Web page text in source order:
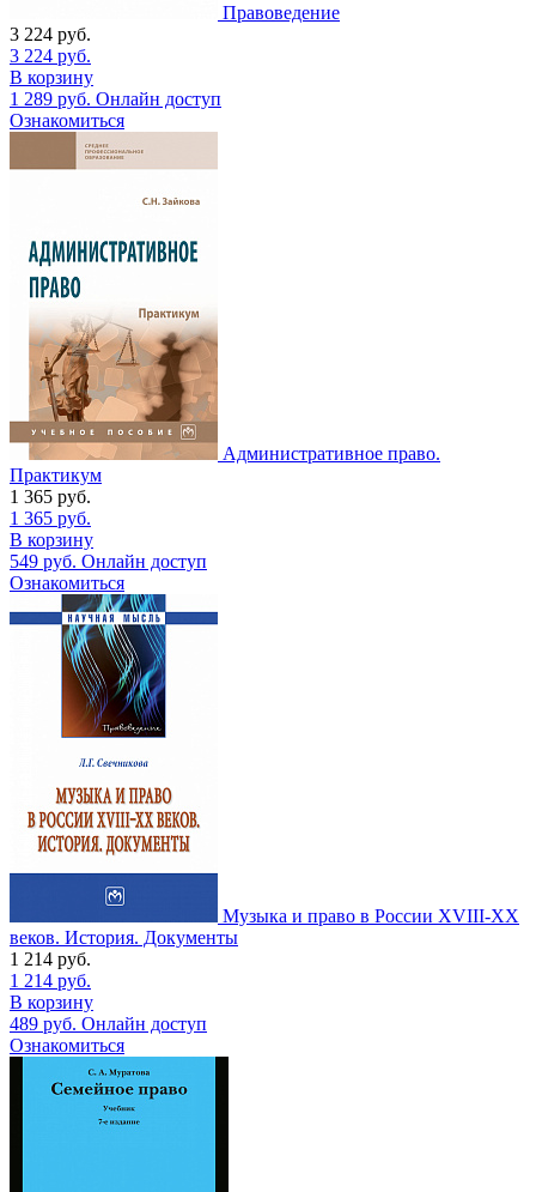
Правоведение
3 224 руб.
3 224 руб.
В корзину
1 289 руб. Онлайн доступ
Ознакомиться
Административное право.
Практикум
1 365 руб.
1 365 руб.
В корзину
549 руб. Онлайн доступ
Ознакомиться
Музыка и право в России XVIII-XX
веков. История. Документы
1 214 руб.
1 214 руб.
В корзину
489 руб. Онлайн доступ
Ознакомиться